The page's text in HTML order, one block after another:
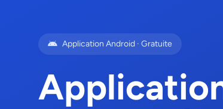
Application Android · Gratuite